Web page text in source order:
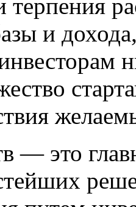
терпения
и
— это